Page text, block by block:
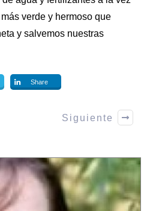
verde y hermoso que
y salvemos nuestras
Share
Siguiente